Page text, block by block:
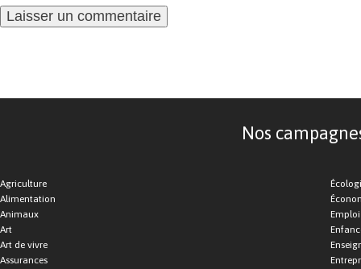
Nos
Agriculture
Alimentation
Animaux
Art
Art de vivre
Assurances
Emploi